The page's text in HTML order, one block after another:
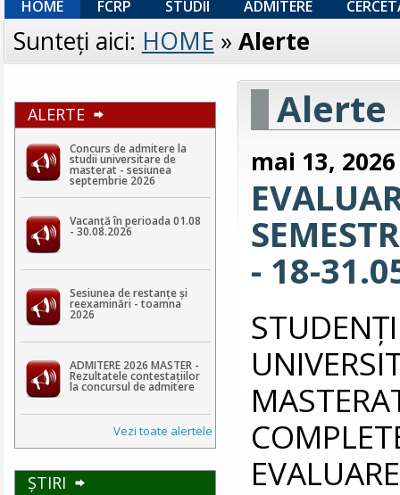
HOME FCRP STUDII ADMITERE
Sunteţi aici: HOME » Alerte
ALERTE
Concurs de admitere la
studii universitare de
masterat - sesiunea
septembrie 2026
Vacanță în perioada 01.08
- 30.08.2026
Sesiunea de restanțe și
reexaminări - toamna
2026
ADMITERE 2026 MASTER -
Rezultatele contestaţiilor
la concursul de admitere
Vezi toate alertele
ŞTIRI
Alerte
mai 13, 2026
- 18-